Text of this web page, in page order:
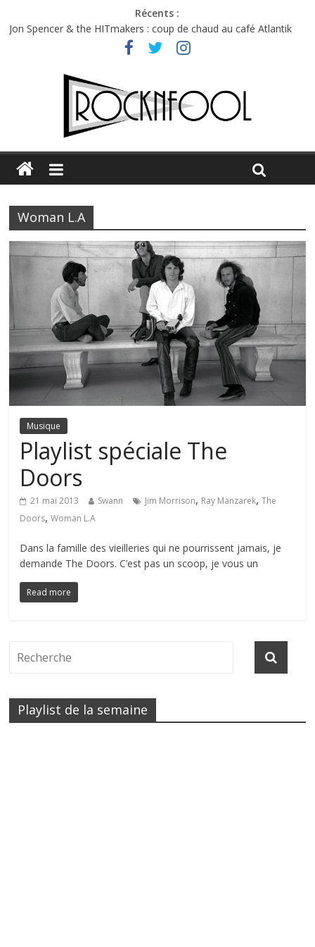
Récents :
Jon Spencer & the HITmakers : coup de chaud au café Atlantik
Hellfest 2026 vendredi : température et émotions en hausse
Hellfest 2026 jeudi : impossible de choisir entre chaleur et bonne
Première édition du Midgard Festival : entre bière, métal et
Charlie Puth à l’Olympia : la leçon de pop du Professeur Puth
Woman L.A
Musique
Playlist spéciale The
Doors
21 mai 2013 Swann Jim Morrison, Ray Manzarek,The
Doors,Woman L.A
Dans la famille des vieilleries qui ne pourrissent jamais, je
demande The Doors. C’est pas un scoop, je vous un
Read more
Playlist de la semaine